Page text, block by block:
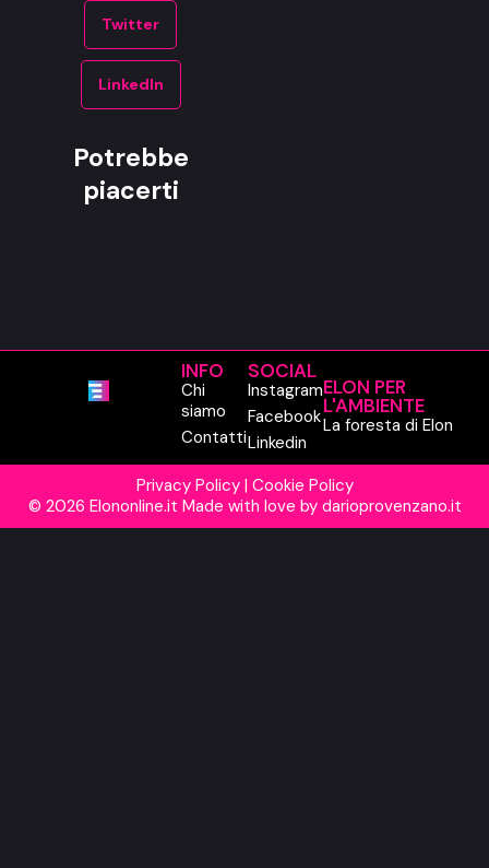
Twitter
LinkedIn
Potrebbe
piacerti
INFO
Chi
siamo
Contatti
SOCIAL
Instagram
Facebook
Linkedin
ELON PER
L'AMBIENTE
La foresta di Elon
Privacy Policy| Cookie Policy
© 2026 Elononline.it Made with love by darioprovenzano.it